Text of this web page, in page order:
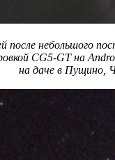
небольшого
CG5-GT на
на даче в Пущино,